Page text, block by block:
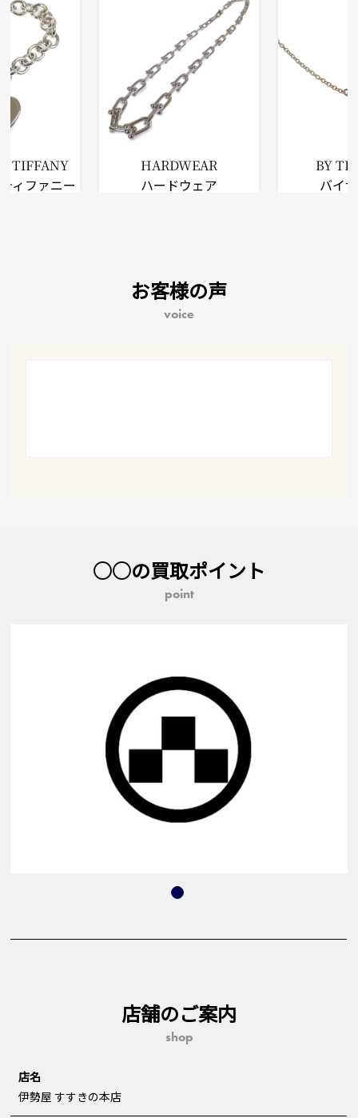
TIFFANY
ィファニー
HARDWEAR
ハードウェア
BY
バイ
お客様の声
voice
○○の買取ポイント
point
店舗のご案内
shop
店名
伊勢屋 すすきの本店